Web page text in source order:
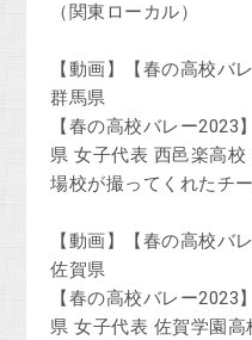
（関東ローカル）
【動画】【春の高校バ
群馬県
【春の高校バレー
県 女子代表 西邑楽高
場校が撮ってくれたチ
【動画】【春の高校バ
佐賀県
【春の高校バレー
県 女子代表 佐賀学園高